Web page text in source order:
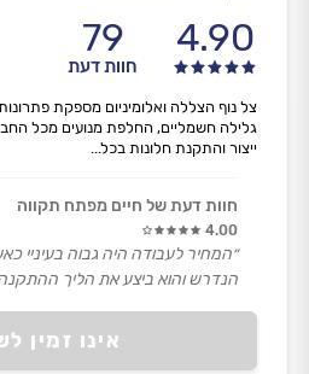
4.90
79
חוות דעת
אינו זמין
צל נוף הצללה ואלומיניום מספקת
גלילה חשמליים, החלפת מנועים מכל
ייצור והתקנת חלונות בכל...
חוות דעת של חיים מפתח תקווה
4.00
״המחיר לעבודה היה גבוה בעיניי
הנדרש והוא ביצע את הליך